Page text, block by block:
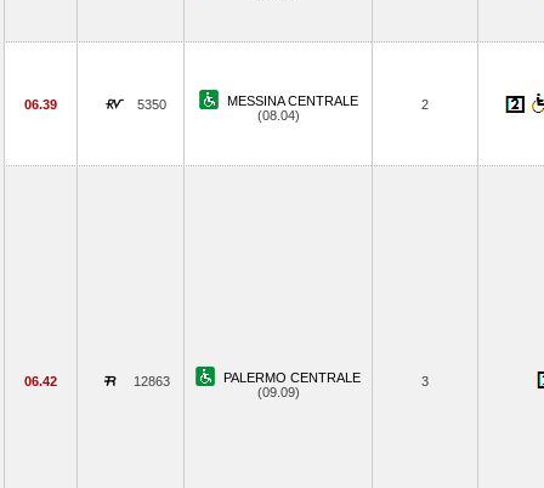
06.39 5350
MESSINA CENTRALE
(08.04)
2
06.42 12863
PALERMO CENTRALE
(09.09)
3